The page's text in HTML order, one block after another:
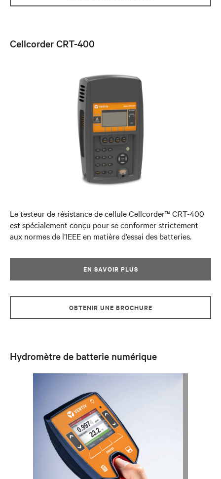
Cellcorder CRT-400
Le testeur de résistance de cellule Cellcorder™ CRT-400
est spécialement conçu pour se conformer strictement
aux normes de l’IEEE en matière d’essai des batteries.
EN SAVOIR PLUS
OBTENIR UNE BROCHURE
Hydromètre de batterie numérique